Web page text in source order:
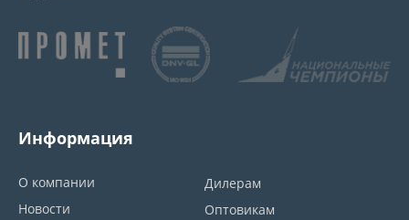
Информация
О компании
Новости
Дилерам
Оптовикам